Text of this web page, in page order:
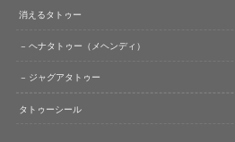
消えるタトゥー
ヘナタトゥー（メヘンディ）
ジャグアタトゥー
タトゥーシール